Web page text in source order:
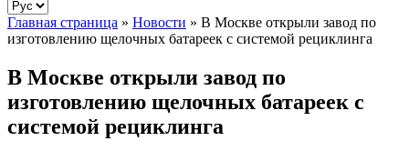
Главная страница » Новости » В Москве открыли завод по
изготовлению щелочных батареек с системой рециклинга
В Москве открыли завод по
изготовлению щелочных батареек с
системой рециклинга